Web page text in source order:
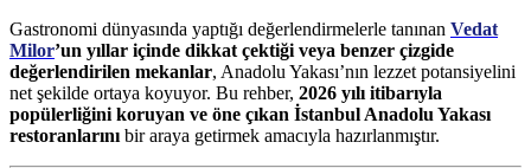
Gastronomi dünyasında yaptığı değerlendirmelerle tanınan Vedat
Milor’un yıllar içinde dikkat çektiği veya benzer çizgide
değerlendirilen mekanlar, Anadolu Yakası’nın lezzet potansiyelini
net şekilde ortaya koyuyor. Bu rehber, 2026 yılı itibarıyla
popülerliğini koruyan ve öne çıkan İstanbul Anadolu Yakası
restoranlarını bir araya getirmek amacıyla hazırlanmıştır.